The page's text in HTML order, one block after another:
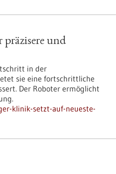
und
in der
sie eine fortschrittliche
Der Roboter ermöglicht
klinik-setzt-auf-neueste-